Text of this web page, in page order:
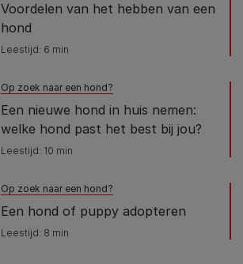
Voordelen van het hebben van een
hond
Leestijd: 6 min
Op zoek naar een hond?
Een nieuwe hond in huis nemen:
welke hond past het best bij jou?
Leestijd: 10 min
Op zoek naar een hond?
Een hond of puppy adopteren
Leestijd: 8 min